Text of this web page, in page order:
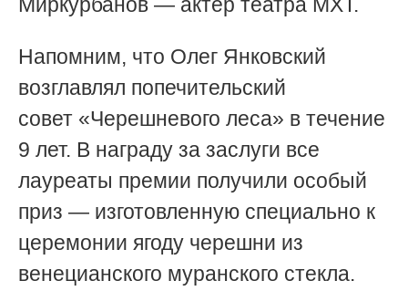
Напомним, что Олег Янковский
возглавлял попечительский
совет «Черешневого леса» в течение
9 лет. В награду за заслуги все
лауреаты премии получили особый
приз — изготовленную специально к
церемонии ягоду черешни из
венецианского муранского стекла.